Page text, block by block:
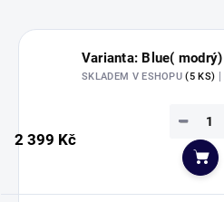
Varianta: Blue( modrý)
SKLADEM V ESHOPU(5 KS)
2 399 Kč
−